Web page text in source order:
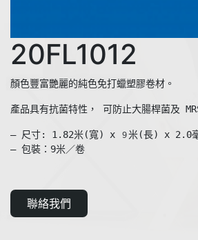
20FL1012
產品具有抗菌特性， 可防止大腸桿菌及
— 尺寸: 1.82米(寬) x ９米(長) x 2.0
— 包裝：9米／卷
聯絡我們